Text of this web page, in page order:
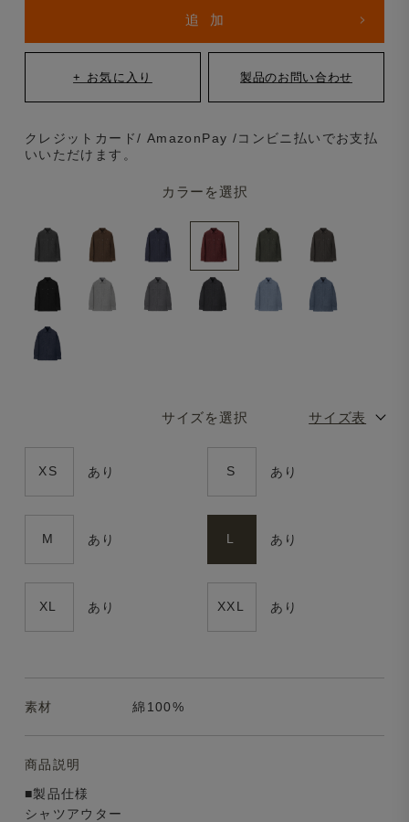
カラーを選択
サイズを選択 サイズ表
XS あり S あり
M あり L あり
XL あり XXL あり
クレジットカード/ AmazonPay /コンビニ払いでお支払
いいただけます。
素材 綿100%
商品説明
■製品仕様
シャツアウター